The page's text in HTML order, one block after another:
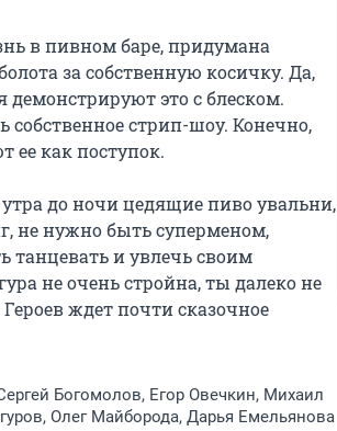
в пивном баре, придумана
за собственную косичку. Да,
это с блеском.
собственное стрип-шоу. Конечно,
ее как поступок.
до ночи цедящие пиво увальни,
не нужно быть суперменом,
и увлечь своим
не очень стройна, ты далеко не
ждет почти сказочное
Богомолов, Егор Овечкин, Михаил
Олег Майборода, Дарья Емельянова